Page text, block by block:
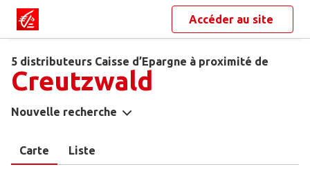
Accéder au site
5 distributeurs Caisse d’Epargne à proximité de
Creutzwald
Nouvelle recherche
Carte Liste